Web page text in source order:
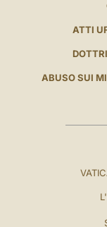
ATTI
ABUSO SUI